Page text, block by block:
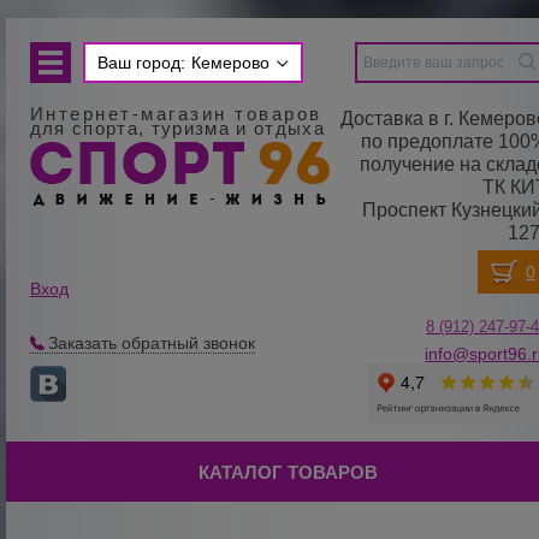
Ваш город: Кемерово
Интернет-магазин товаров
для спорта, туризма и отдыха
Доставка в г.
по предоплате
получение на
ТК
Проспект
Вход
Заказать обратный звонок
8 (912) 247-97-
КАТАЛОГ ТОВАРОВ